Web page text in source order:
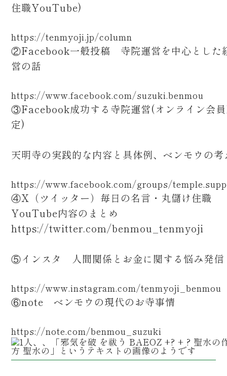
住職YouTube)
https://tenmyoji.jp/column
②Facebook一般投稿 寺院運営を中心とした
営の話
https://www.facebook.com/suzuki.benmou
③Facebook成功する寺院運営(オンライン会
定)
天明寺の実践的な内容と具体例、ベンモウの考
https://www.facebook.com/groups/
④X（ツイッター）毎日の名言・丸儲け住職
YouTube内容のまとめ
https://twitter.com/benmou_tenmyoji
⑤インスタ 人間関係とお金に関する悩み発
https://www.instagram.com/tenmyoji_benmou
⑥note ベンモウの現代のお寺事情
https://note.com/benmou_suzuki